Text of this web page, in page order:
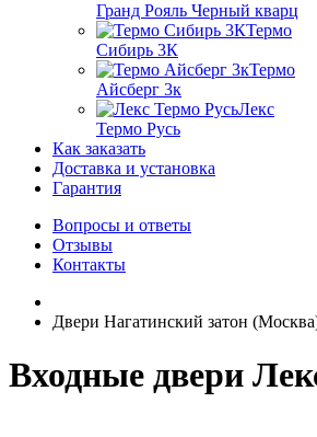
Гранд Рояль Черный кварц
Термо
Сибирь 3К
Термо
Айсберг 3к
Лекс
Термо Русь
Как заказать
Доставка и установка
Гарантия
Вопросы и ответы
Отзывы
Контакты
Двери Нагатинский затон
Входные двери